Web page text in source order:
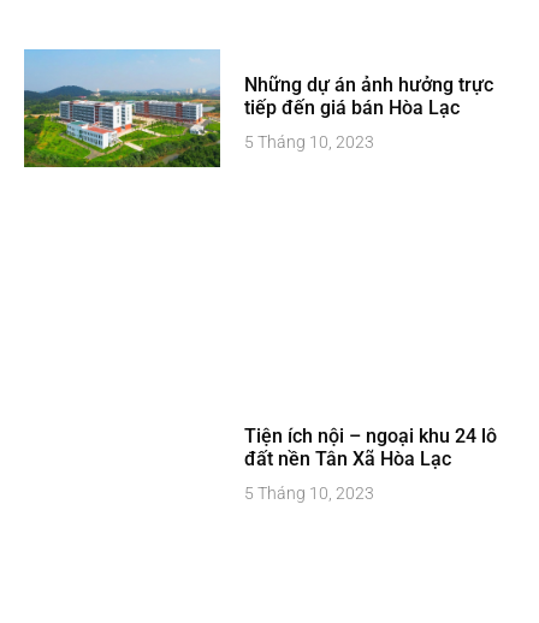
Những dự án ảnh hưởng trực
tiếp đến giá bán Hòa Lạc
5 Tháng 10, 2023
Tiện ích nội – ngoại khu 24 lô
đất nền Tân Xã Hòa Lạc
5 Tháng 10, 2023